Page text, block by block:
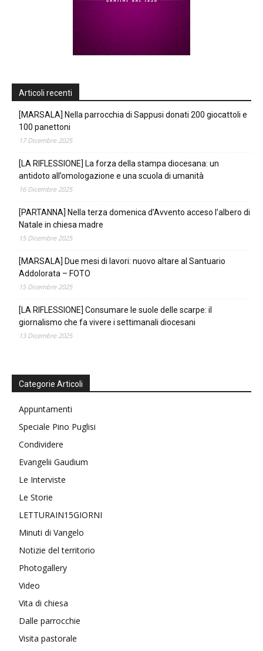
Articoli recenti
[MARSALA] Nella parrocchia di Sappusi donati 200 giocattoli e
100 panettoni
17 Dicembre 2025
[LA RIFLESSIONE] La forza della stampa diocesana: un
antidoto all’omologazione e una scuola di umanità
16 Dicembre 2025
[PARTANNA] Nella terza domenica d’Avvento acceso l’albero di
Natale in chiesa madre
15 Dicembre 2025
[MARSALA] Due mesi di lavori: nuovo altare al Santuario
Addolorata – FOTO
15 Dicembre 2025
[LA RIFLESSIONE] Consumare le suole delle scarpe: il
giornalismo che fa vivere i settimanali diocesani
13 Dicembre 2025
Categorie Articoli
Appuntamenti
Speciale Pino Puglisi
Condividere
Evangelii Gaudium
Le Interviste
Le Storie
LETTURAIN15GIORNI
Minuti di Vangelo
Notizie del territorio
Photogallery
Video
Vita di chiesa
Dalle parrocchie
Visita pastorale